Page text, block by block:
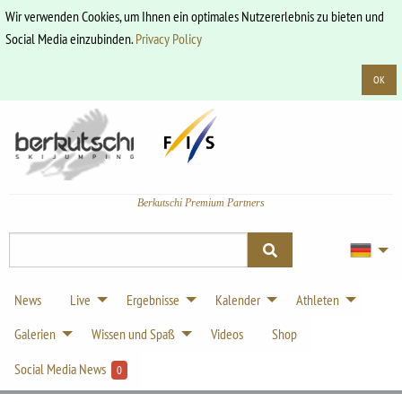
Wir verwenden Cookies, um Ihnen ein optimales Nutzererlebnis zu bieten und
Social Media einzubinden.Privacy Policy
OK
Berkutschi Premium Partners
News Live Ergebnisse Kalender
Athleten
Galerien
Wissen und Spaß Videos
Shop
Social Media News
0